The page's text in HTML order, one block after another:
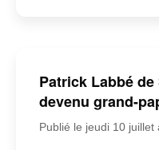
Patrick Labbé de
devenu grand-
Publié le jeudi 10 juillet